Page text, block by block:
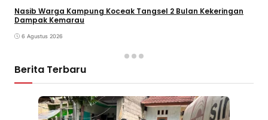
Nasib Warga Kampung Koceak Tangsel 2 Bulan Kekeringan
Dampak Kemarau
6 Agustus 2026
Berita Terbaru